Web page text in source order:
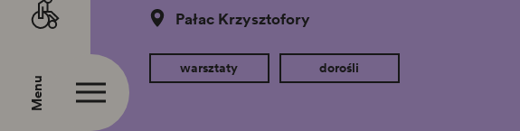
Menu
Pałac Krzysztofory
warsztaty dorośli